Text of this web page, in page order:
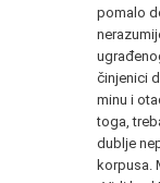
pomalo
činjenici
minu i
toga,
dublje
korpusa.